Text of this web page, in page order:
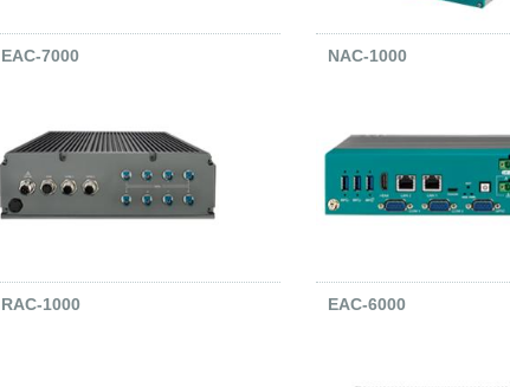
EAC-7000 NAC-1000
RAC-1000 EAC-6000